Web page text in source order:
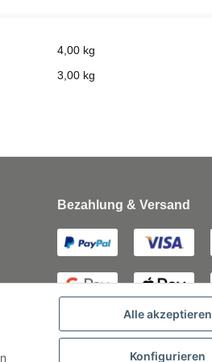
4,00 kg
3,00 kg
Bezahlung & Versand
Alle akzeptieren
Konfigurieren